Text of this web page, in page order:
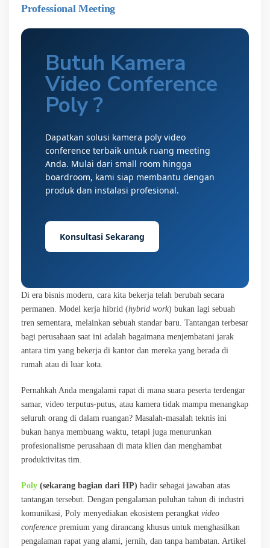
Professional Meeting
Butuh Kamera
Video Conference
Poly ?
Dapatkan solusi kamera poly video
conference terbaik untuk ruang meeting
Anda. Mulai dari small room hingga
boardroom, kami siap membantu dengan
produk dan instalasi profesional.
Konsultasi Sekarang
Di era bisnis modern, cara kita bekerja telah berubah secara
permanen. Model kerja hibrid (hybrid work) bukan lagi sebuah
tren sementara, melainkan sebuah standar baru. Tantangan terbesar
bagi perusahaan saat ini adalah bagaimana menjembatani jarak
antara tim yang bekerja di kantor dan mereka yang berada di
rumah atau di luar kota.
Pernahkah Anda mengalami rapat di mana suara peserta terdengar
samar, video terputus-putus, atau kamera tidak mampu menangkap
seluruh orang di dalam ruangan? Masalah-masalah teknis ini
bukan hanya membuang waktu, tetapi juga menurunkan
profesionalisme perusahaan di mata klien dan menghambat
produktivitas tim.
Poly (sekarang bagian dari HP) hadir sebagai jawaban atas
tantangan tersebut. Dengan pengalaman puluhan tahun di industri
komunikasi, Poly menyediakan ekosistem perangkat video
conference premium yang dirancang khusus untuk menghasilkan
pengalaman rapat yang alami, jernih, dan tanpa hambatan. Artikel